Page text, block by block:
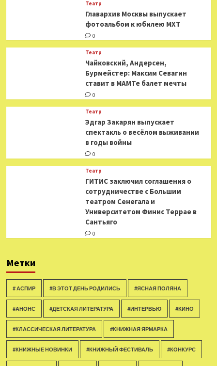
Театр
​​Главархив Москвы выпускает
фотоальбом к юбилею МХТ
0
Театр
​​Чайковский, Андерсен,
Бурмейстер: Максим Севагин
ставит в МАМТе балет мечты
0
Театр
Эдгар Закарян выпускает
спектакль о весёлом выживании
в годы войны
0
Театр
ГИТИС заключил соглашения о
сотрудничестве с Большим
театром Сенегала и
Университетом Финис Террае в
Сантьяго
0
Метки
# АСПИР #В ЭТОТ ДЕНЬ РОДИЛИСЬ #ЯСНАЯ ПОЛЯНА
#АНОНС #ДЕТСКАЯ ЛИТЕРАТУРА #ИНТЕРВЬЮ #КИНО
#КЛАССИЧЕСКАЯ ЛИТЕРАТУРА #КНИЖНАЯ ЯРМАРКА
#КНИЖНЫЕ НОВИНКИ #КНИЖНЫЙ ФЕСТИВАЛЬ #КОНКУРС